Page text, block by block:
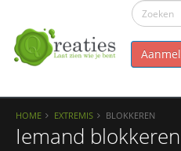
HOME EXTREMIS BLOKKEREN
Iemand blokkeren